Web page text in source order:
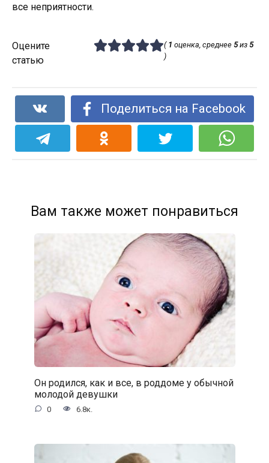
все неприятности.
Оцените
статью
( 1 оценка, среднее 5из 5
)
Поделиться на Facebook
Вам также может понравиться
Он родился, как и все, в роддоме у обычной
молодой девушки
0 6.8к.